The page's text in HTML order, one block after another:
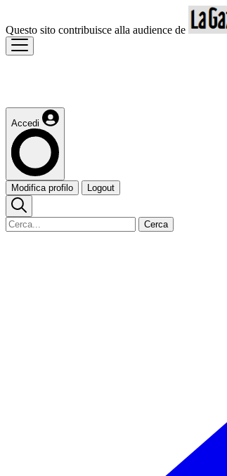
Questo sito contribuisce alla audience de
Accedi
Modifica profilo Logout
Cerca